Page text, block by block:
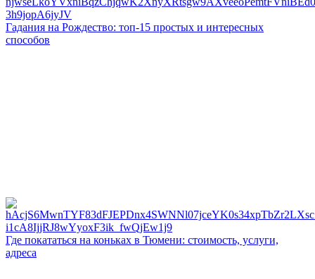
Гадания на Рождество: топ-15 простых и интересных
способов
Где покататься на коньках в Тюмени: стоимость, услуги,
адреса